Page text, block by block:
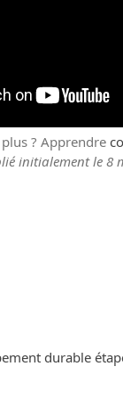
? Apprendre
initialement le 8
durable